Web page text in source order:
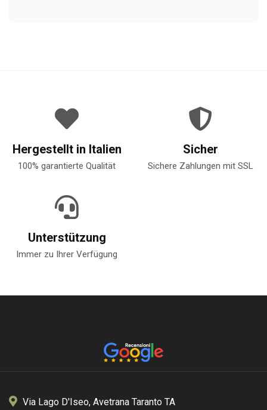
Hergestellt in Italien
100% garantierte Qualität
Sicher
Sichere Zahlungen mit SSL
Unterstützung
Immer zu Ihrer Verfügung
Via Lago D'Iseo, Avetrana Taranto TA